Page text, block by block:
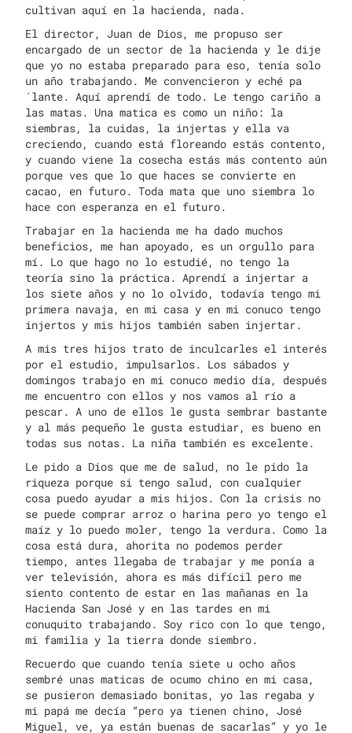
cultivan aquí en la hacienda, nada.
El director, Juan de Dios, me propuso ser
encargado de un sector de la hacienda y le dije
que yo no estaba preparado para eso, tenía solo
un año trabajando. Me convencieron y eché pa
´lante. Aquí aprendí de todo. Le tengo cariño a
las matas. Una matica es como un niño: la
siembras, la cuidas, la injertas y ella va
creciendo, cuando está floreando estás contento,
y cuando viene la cosecha estás más contento aún
porque ves que lo que haces se convierte en
cacao, en futuro. Toda mata que uno siembra lo
hace con esperanza en el futuro.
Trabajar en la hacienda me ha dado muchos
beneficios, me han apoyado, es un orgullo para
mí. Lo que hago no lo estudié, no tengo la
teoría sino la práctica. Aprendí a injertar a
los siete años y no lo olvido, todavía tengo mi
primera navaja, en mi casa y en mi conuco tengo
injertos y mis hijos también saben injertar.
A mis tres hijos trato de inculcarles el interés
por el estudio, impulsarlos. Los sábados y
domingos trabajo en mi conuco medio día, después
me encuentro con ellos y nos vamos al río a
pescar. A uno de ellos le gusta sembrar bastante
y al más pequeño le gusta estudiar, es bueno en
todas sus notas. La niña también es excelente.
Le pido a Dios que me de salud, no le pido la
riqueza porque si tengo salud, con cualquier
cosa puedo ayudar a mis hijos. Con la crisis no
se puede comprar arroz o harina pero yo tengo el
maíz y lo puedo moler, tengo la verdura. Como la
cosa está dura, ahorita no podemos perder
tiempo, antes llegaba de trabajar y me ponía a
ver televisión, ahora es más difícil pero me
siento contento de estar en las mañanas en la
Hacienda San José y en las tardes en mi
conuquito trabajando. Soy rico con lo que tengo,
mi familia y la tierra donde siembro.
Recuerdo que cuando tenía siete u ocho años
sembré unas maticas de ocumo chino en mi casa,
se pusieron demasiado bonitas, yo las regaba y
mi papá me decía “pero ya tienen chino, José
Miguel, ve, ya están buenas de sacarlas” y yo le